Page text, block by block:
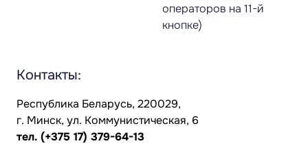
операторов на 11-й
кнопке)
Контакты:
Республика Беларусь, 220029,
г. Минск, ул. Коммунистическая, 6
тел. (+375 17) 379-64-13